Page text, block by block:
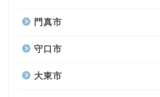
門真市
守口市
大東市